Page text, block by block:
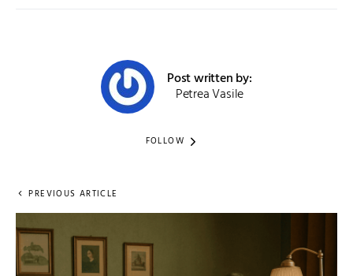
Post written by:
Petrea Vasile
FOLLOW
PREVIOUS ARTICLE